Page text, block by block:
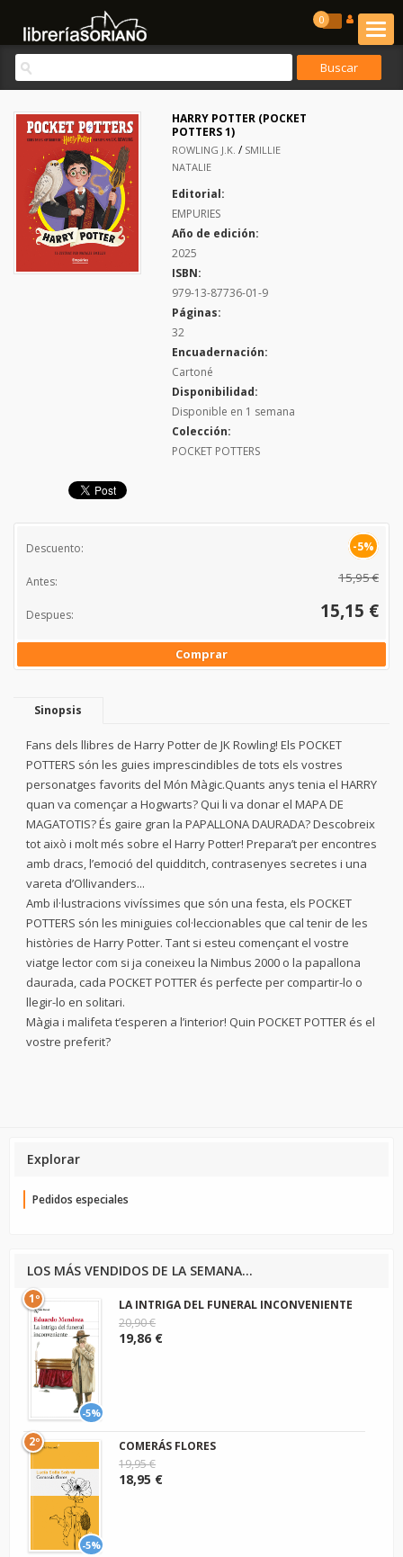
0
HARRY POTTER (POCKET
POTTERS 1)
ROWLING J.K. / SMILLIE
NATALIE
Editorial:
EMPURIES
Año de edición:
2025
ISBN:
979-13-87736-01-9
Páginas:
32
Encuadernación:
Cartoné
Disponibilidad:
Disponible en 1 semana
Colección:
POCKET POTTERS
Descuento: -5%
Antes: 15,95 €
Despues: 15,15 €
Comprar
Sinopsis
Fans dels llibres de Harry Potter de JK Rowling! Els POCKET
POTTERS són les guies imprescindibles de tots els vostres
personatges favorits del Món Màgic.Quants anys tenia el HARRY
quan va començar a Hogwarts? Qui li va donar el MAPA DE
MAGATOTIS? És gaire gran la PAPALLONA DAURADA? Descobreix
tot això i molt més sobre el Harry Potter! Prepara’t per encontres
amb dracs, l’emoció del quidditch, contrasenyes secretes i una
vareta d’Ollivanders...
Amb il·lustracions vivíssimes que són una festa, els POCKET
POTTERS són les miniguies col·leccionables que cal tenir de les
històries de Harry Potter. Tant si esteu començant el vostre
viatge lector com si ja coneixeu la Nimbus 2000 o la papallona
daurada, cada POCKET POTTER és perfecte per compartir-lo o
llegir-lo en solitari.
Màgia i malifeta t’esperen a l’interior! Quin POCKET POTTER és el
vostre preferit?
Explorar
Pedidos especiales
LOS MÁS VENDIDOS DE LA SEMANA...
-5%
1º
LA INTRIGA DEL FUNERAL INCONVENIENTE
20,90 €
19,86 €
-5%
2º
COMERÁS FLORES
19,95 €
18,95 €